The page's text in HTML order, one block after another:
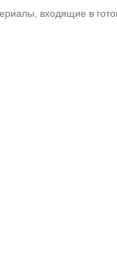
входящие в